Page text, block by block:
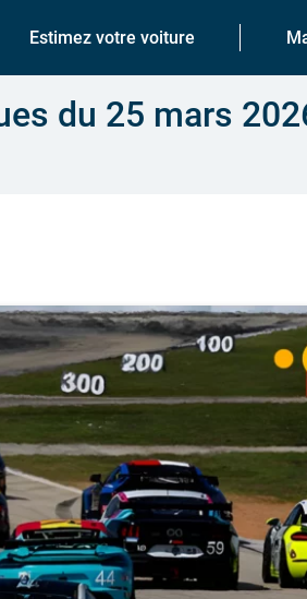
Estimez votre voiture
du 25 mars